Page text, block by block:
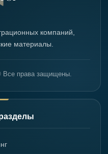
компаний,
материалы.
Все права защищены.